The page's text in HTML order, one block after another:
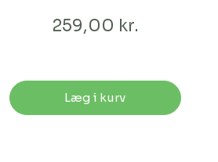
259,00 kr.
Læg i kurv